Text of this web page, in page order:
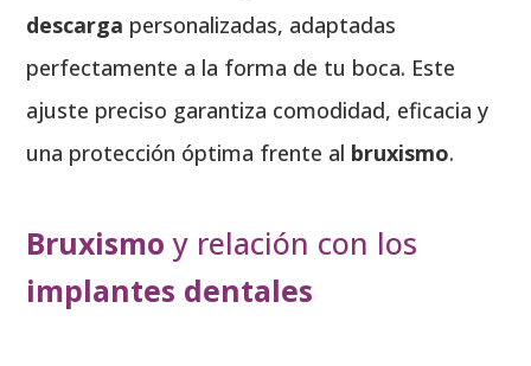
descarga personalizadas, adaptadas
perfectamente a la forma de tu boca. Este
ajuste preciso garantiza comodidad, eficacia y
una protección óptima frente al bruxismo.
Bruxismoy relación con los
implantes dentales